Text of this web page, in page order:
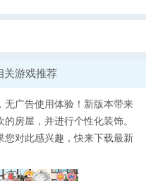
关游戏推荐
无广告使用体验！新版本带来
房屋，并进行个性化装饰。
您对此感兴趣，快来下载最新